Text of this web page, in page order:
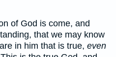
of God is come, and
that we may know
in him that is true, even